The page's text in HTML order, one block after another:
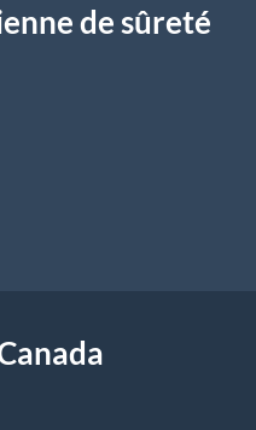
de sûreté